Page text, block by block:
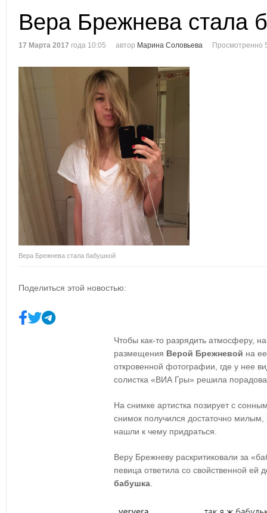
Вера Брежнева стала
17 Марта 2017 года 10:05 автор Марина Соловьева Просмотренно
Вера Брежнева стала бабушкой
Поделиться этой новостью:
Чтобы как-то разрядить атмосферу,
размещения Верой Брежневой на
откровенной фотографии, где у нее
солистка «ВИА Гры» решила
На снимке артистка позирует с
снимок получился достаточно
нашли к чему придраться.
Веру Брежневу раскритиковали за
певица ответила со свойственной ей
бабушка